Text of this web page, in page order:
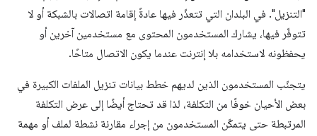
"التنزيل". في البلدان التي تتعذّر فيها عادةً إقامة اتصالات بالشبكة أو لا
تتوفّر فيها، يشارك المستخدمون المحتوى مع مستخدمين آخرين أو
يحفظونه لاستخدامه بلا إنترنت عندما يكون الاتصال متاحًا.
يتجنّب المستخدمون الذين لديهم خطط بيانات تنزيل الملفات الكبيرة في
بعض الأحيان خوفًا من التكلفة، لذا قد تحتاج أيضًا إلى عرض التكلفة
المرتبطة حتى يتمكّن المستخدمون من إجراء مقارنة نشطة لملف أو مهمة